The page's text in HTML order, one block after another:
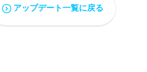
アップデート一覧に戻る